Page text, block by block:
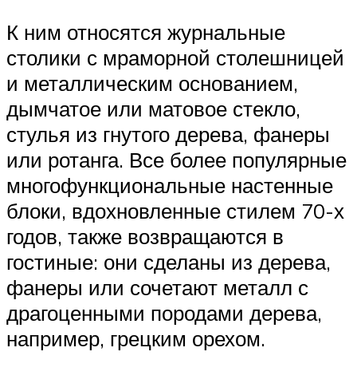
К ним относятся журнальные
столики с мраморной столешницей
и металлическим основанием,
дымчатое или матовое стекло,
стулья из гнутого дерева, фанеры
или ротанга. Все более популярные
многофункциональные настенные
блоки, вдохновленные стилем 70-х
годов, также возвращаются в
гостиные: они сделаны из дерева,
фанеры или сочетают металл с
драгоценными породами дерева,
например, грецким орехом.